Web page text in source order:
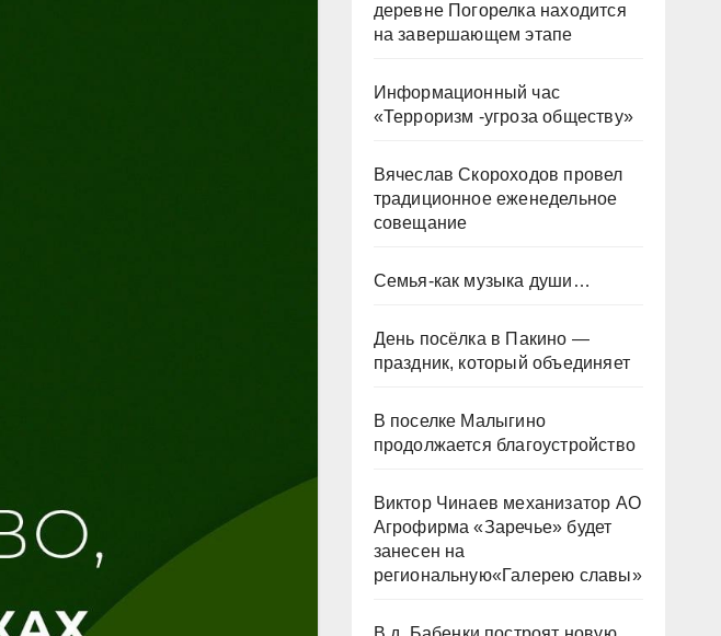
деревне Погорелка находится
на завершающем этапе
Информационный час
«Терроризм -угроза обществу»
Вячеслав Скороходов провел
традиционное еженедельное
совещание
Семья-как музыка души…
День посёлка в Пакино —
праздник, который объединяет
В поселке Малыгино
продолжается благоустройство
Виктор Чинаев механизатор АО
Агрофирма «Заречье» будет
занесен на
региональную«Галерею славы»